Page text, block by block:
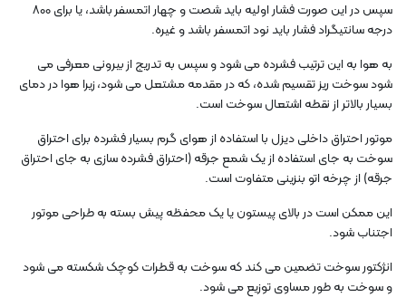
سپس در این صورت فشار اولیه باید شصت و چهار اتمسفر باشد، یا برای 800
درجه سانتیگراد فشار باید نود اتمسفر باشد و غیره.
به هوا به این ترتیب فشرده می شود و سپس به تدریج از بیرونی معرفی می
شود سوخت ریز تقسیم شده، که در مقدمه مشتعل می شود، زیرا هوا در دمای
بسیار بالاتر از نقطه اشتعال سوخت است.
موتور احتراق داخلی دیزل با استفاده از هوای گرم بسیار فشرده برای احتراق
سوخت به جای استفاده از یک شمع جرقه (احتراق فشرده سازی به جای احتراق
جرقه) از چرخه اتو بنزینی متفاوت است.
این ممکن است در بالای پیستون یا یک محفظه پیش بسته به طراحی موتور
اجتناب شود.
انژکتور سوخت تضمین می کند که سوخت به قطرات کوچک شکسته می شود
و سوخت به طور مساوی توزیع می شود.